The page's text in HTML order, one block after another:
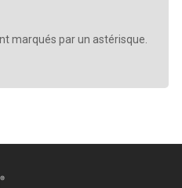
marqués par un astérisque.